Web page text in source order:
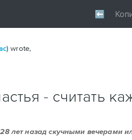
) wrote,
- считать
лет назад скучными